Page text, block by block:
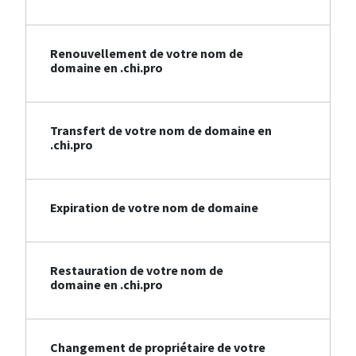
Renouvellement de votre nom de
domaine en .chi.pro
Transfert de votre nom de domaine en
.chi.pro
Expiration de votre nom de domaine
Restauration de votre nom de
domaine en .chi.pro
Changement de propriétaire de votre